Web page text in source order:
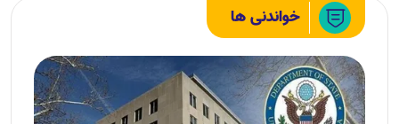
خواندنی ها